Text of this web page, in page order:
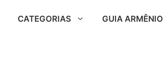
CATEGORIAS GUIA ARMÊNIO